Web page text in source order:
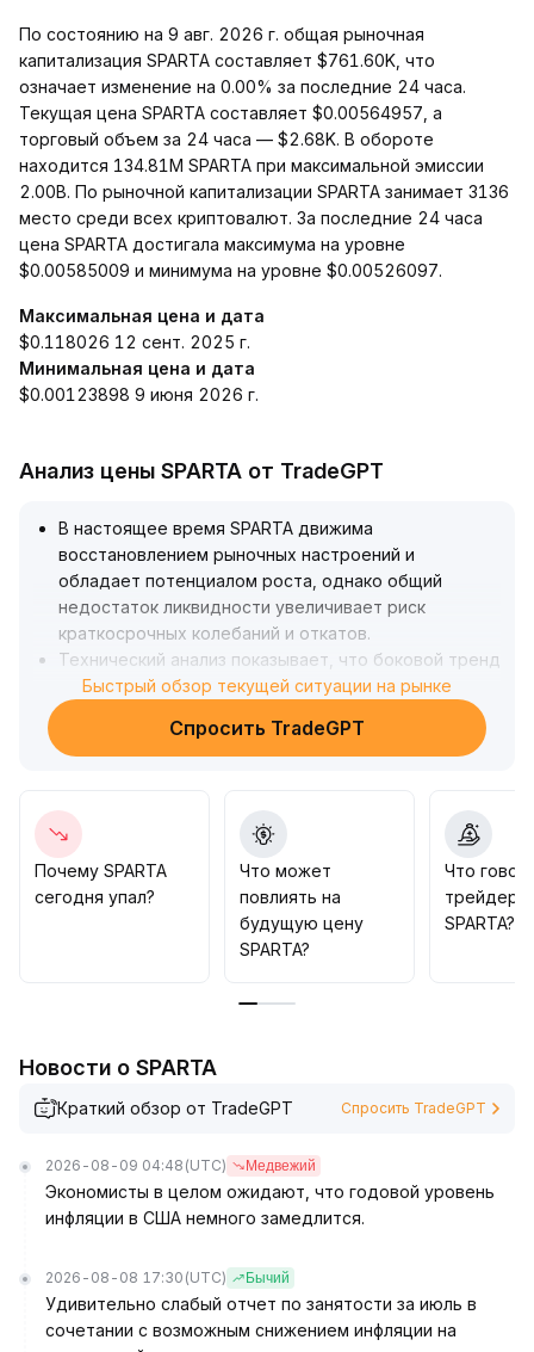
По состоянию на 9 авг. 2026 г. общая рыночная
капитализация SPARTA составляет $761.60K, что
означает изменение на 0.00% за последние 24 часа.
Текущая цена SPARTA составляет $0.00564957, а
торговый объем за 24 часа — $2.68K. В обороте
находится 134.81M SPARTA при максимальной эмиссии
2.00B. По рыночной капитализации SPARTA занимает 3136
место среди всех криптовалют. За последние 24 часа
цена SPARTA достигала максимума на уровне
$0.00585009 и минимума на уровне $0.00526097.
Максимальная цена и дата
$0.118026 12 сент. 2025 г.
Минимальная цена и дата
$0.00123898 9 июня 2026 г.
Анализ цены SPARTA от TradeGPT
В настоящее время SPARTA движима
восстановлением рыночных настроений и
обладает потенциалом роста, однако общий
недостаток ликвидности увеличивает риск
краткосрочных колебаний и откатов.
Технический анализ показывает, что боковой тренд
сохраняется, и необходим уверенный пробой с
закреплением выше ключевых скользящих средних
(рекомендуется следить за краткосрочной 20-
30), чтобы подтвердить начало нового роста
В качестве стратегии рекомендуется постепенно
открывать позиции только при росте объёмов и
устойчивом улучшении настроений, строго
контролируя риски откатов.
В случае пробоя поддержки на уровне 1
Быстрый обзор текущей ситуации на рынке
Спросить TradeGPT
Почему SPARTA
сегодня упал?
Что может
повлиять на
будущую цену
SPARTA?
Что
трейдеры
SPARTA?
Новости о SPARTA
Краткий обзор от TradeGPT Спросить TradeGPT
2026-08-09 04:48 (UTC) Медвежий
Экономисты в целом ожидают, что годовой уровень
инфляции в США немного замедлится.
2026-08-08 17:30 (UTC) Бычий
Удивительно слабый отчет по занятости за июль в
сочетании с возможным снижением инфляции на